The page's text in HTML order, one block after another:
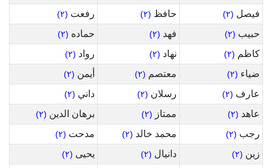
فيصل (٢) حافظ (٢) رفعت (٢)
حبيب (٢) فهد (٢) حماده (٢)
كاظم (٢) نهاد (٢) رواد (٢)
ضياء (٢) معتصم (٢) أيمن (٢)
عارف (٢) رسلان (٢) داني (٢)
عاهد (٢) ممتاز (٢) برهان الدين (٢)
رجب (٢) محمد خالد (٢) مدحت (٢)
زين (٢) دانيال (٢) يحيى (٢)